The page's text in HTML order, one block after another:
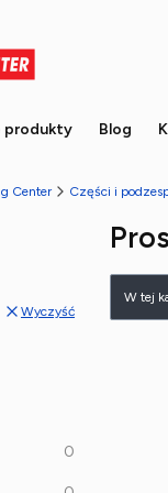
produkty Blog
Center Części i
Wyczyść
0
W tej